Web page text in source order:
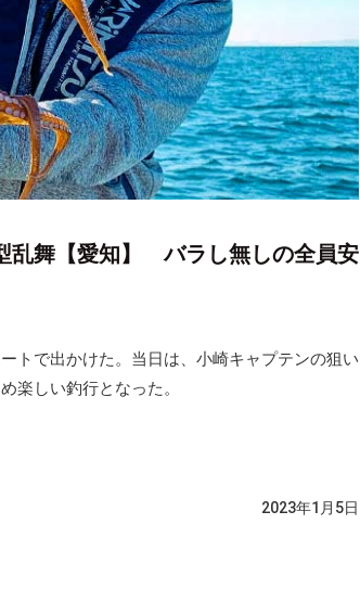
乱舞【愛知】 バラし無しの全員安
トで出かけた。当日は、小崎キャプテンの狙い
楽しい釣行となった。
2023年1月5日